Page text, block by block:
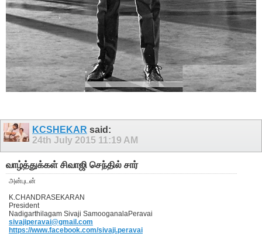
KCSHEKAR said:
24th July 2015 11:19 AM
வாழ்த்துக்கள் சிவாஜி செந்தில் சார்
அன்புடன்
K.CHANDRASEKARAN
President
Nadigarthilagam Sivaji SamooganalaPeravai
sivajiperavai@gmail.com
https://www.facebook.com/sivaji.peravai